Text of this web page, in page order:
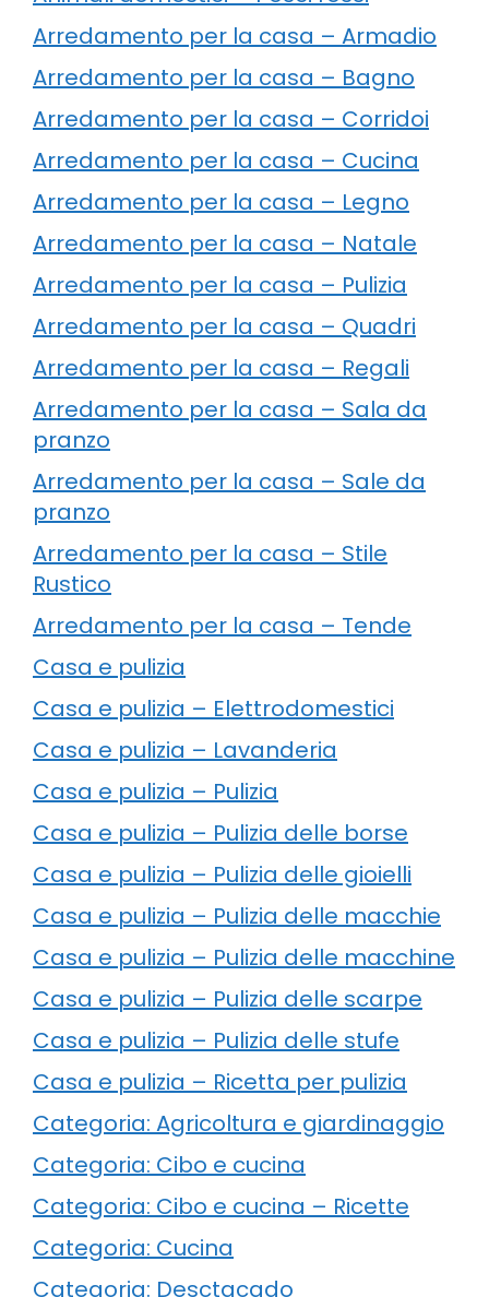
Arredamento per la casa – Armadio
Arredamento per la casa – Bagno
Arredamento per la casa – Corridoi
Arredamento per la casa – Cucina
Arredamento per la casa – Legno
Arredamento per la casa – Natale
Arredamento per la casa – Pulizia
Arredamento per la casa – Quadri
Arredamento per la casa – Regali
Arredamento per la casa – Sala da
pranzo
Arredamento per la casa – Sale da
pranzo
Arredamento per la casa – Stile
Rustico
Arredamento per la casa – Tende
Casa e pulizia
Casa e pulizia – Elettrodomestici
Casa e pulizia – Lavanderia
Casa e pulizia – Pulizia
Casa e pulizia – Pulizia delle borse
Casa e pulizia – Pulizia delle gioielli
Casa e pulizia – Pulizia delle macchie
Casa e pulizia – Pulizia delle macchine
Casa e pulizia – Pulizia delle scarpe
Casa e pulizia – Pulizia delle stufe
Casa e pulizia – Ricetta per pulizia
Categoria: Agricoltura e giardinaggio
Categoria: Cibo e cucina
Categoria: Cibo e cucina – Ricette
Categoria: Cucina
Categoria: Desctacado